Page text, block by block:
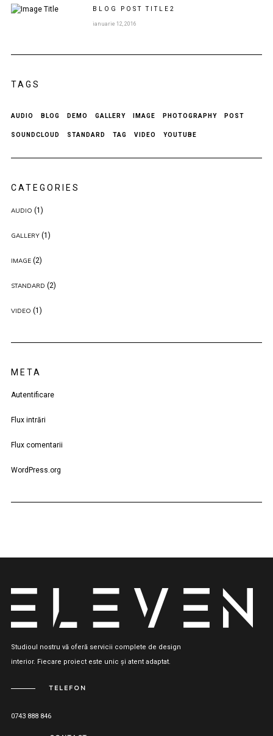
BLOG POSTTITLE 2
ianuarie 12, 2016
TAGS
AUDIO BLOG DEMO GALLERY IMAGE PHOTOGRAPHY POST
SOUNDCLOUD STANDARD TAG VIDEO YOUTUBE
CATEGORIES
AUDIO (1)
GALLERY(1)
IMAGE(2)
STANDARD (2)
VIDEO (1)
META
Autentificare
Flux intrări
Flux comentarii
WordPress.org
Studioul nostru vă oferă servicii complete de design
interior. Fiecare proiect este unic și atent adaptat.
TELEFON
0743 888 846